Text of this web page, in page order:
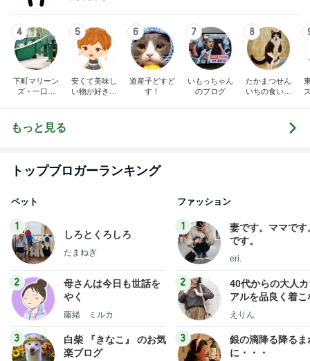
4
下町マリーン
ズ・一口馬
そば
5
安くて美味し
い物が好き☆
6
道産子どすど
す！
7
いもっちゃん
のブログ
8
たかまつせん
いちの食い散
もっと見る
トップブロガーランキング
ペット
1
しろとくろしろ
たまねぎ
2
母さんは今日も世話を
やく
藤緒 ミルカ
3
白柴 『きなこ』 のお気
楽ブログ
ファッション
1
妻です。ママです
です。
eri.
2
40代からの大人
アルを品良く着こ
ファッションブロ
えりん
3
銀の滴降る降るま
に・・・